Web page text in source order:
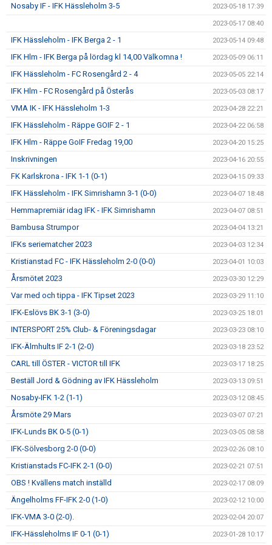
Nosaby IF - IFK Hässleholm 3-5 2023-05-18 17:39
2023-05-17 08:40
IFK Hässleholm - IFK Berga 2 - 1 2023-05-14 09:48
IFK Hlm - IFK Berga på lördag kl 14,00 Välkomna ! 2023-05-09 06:11
IFK Hässleholm - FC Rosengård 2 - 4 2023-05-05 22:14
IFK Hlm - FC Rosengård på Österås 2023-05-03 08:17
VMA IK - IFK Hässleholm 1-3 2023-04-28 22:21
IFK Hässleholm - Räppe GOIF 2 - 1 2023-04-22 06:58
IFK Hlm - Räppe GoIF Fredag 19,00 2023-04-20 15:25
Inskrivningen 2023-04-16 20:55
FK Karlskrona - IFK 1-1 (0-1) 2023-04-15 09:33
IFK Hässleholm - IFK Simrishamn 3-1 (0-0) 2023-04-07 18:48
Hemmapremiär idag IFK - IFK Simrishamn 2023-04-07 08:51
Bambusa Strumpor 2023-04-04 13:21
IFKs seriematcher 2023 2023-04-03 12:34
Kristianstad FC - IFK Hässleholm 2-0 (0-0) 2023-04-01 10:03
Årsmötet 2023 2023-03-30 12:29
Var med och tippa - IFK Tipset 2023 2023-03-29 11:10
IFK-Eslövs BK 3-1 (3-0) 2023-03-25 18:01
INTERSPORT 25% Club- & Föreningsdagar 2023-03-23 08:10
IFK-Älmhults IF 2-1 (2-0) 2023-03-18 23:52
CARL till ÖSTER - VICTOR till IFK 2023-03-17 18:25
Beställ Jord & Gödning av IFK Hässleholm 2023-03-13 09:51
Nosaby-IFK 1-2 (1-1) 2023-03-12 08:45
Årsmöte 29 Mars 2023-03-07 07:21
IFK-Lunds BK 0-5 (0-1) 2023-03-05 08:58
IFK-Sölvesborg 2-0 (0-0) 2023-02-26 08:10
Kristianstads FC-IFK 2-1 (0-0) 2023-02-21 07:51
OBS ! Kvällens match inställd 2023-02-17 08:09
Ängelholms FF-IFK 2-0 (1-0) 2023-02-12 10:00
IFK-VMA 3-0 (2-0). 2023-02-04 20:07
IFK-Hässleholms IF 0-1 (0-1) 2023-01-28 10:17